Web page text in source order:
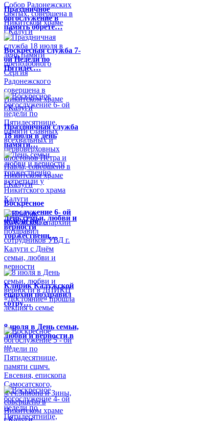
Праздничное
богослужение в
память обрете…
Воскресная служба 7-
ой Недели по
Пятидес…
Праздничная служба
18 июля в день
памяти…
Воскресное
богослужение 6- ой
недели по …
День семьи, любви и
верности
торжественн…
Клирик Калужской
епархии поздравил
сотру…
8 июля в День семьи,
любви и верности в
…